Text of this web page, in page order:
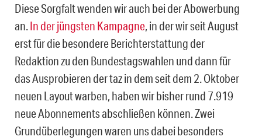
Diese Sorgfalt wenden wir auch bei der Abowerbung
an.In der jüngsten Kampagne, in der wir seit August
erst für die besondere Berichterstattung der
Redaktion zu den Bundestagswahlen und dann für
das Ausprobieren der taz in dem seit dem 2. Oktober
neuen Layout warben, haben wir bisher rund 7.919
neue Abonnements abschließen können. Zwei
Grundüberlegungen waren uns dabei besonders